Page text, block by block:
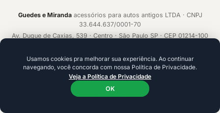
Guedes e Mirandaacessórios para autos antigos LTDA · CNPJ
33.644.637/0001-70
Av. Duque de Caxias, 539 · Centro · São Paulo SP · CEP 01214-100
Acelerado porecommerce.CAMP
Plataforma de alta conversão com IA que aprende a cada venda.
Ideal para founders e empresários que precisam ir além da
tecnologia.
Usamos cookies pra melhorar sua experiência. Ao continuar
navegando, você concorda com nossa Política de Privacidade.
Veja a Política de Privacidade
OK